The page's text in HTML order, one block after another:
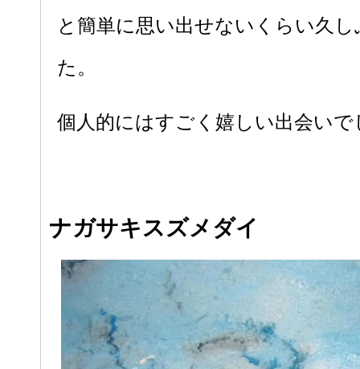
と簡単に思い出せないくらい久
た。
個人的にはすごく嬉しい出会いで
ナガサキスズメダイ